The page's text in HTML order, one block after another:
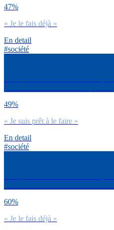
47%
« Je le fais déjà »
En detail
#société
49%
« Je suis prêt à le faire »
En detail
#société
60%
« Je le fais déjà »